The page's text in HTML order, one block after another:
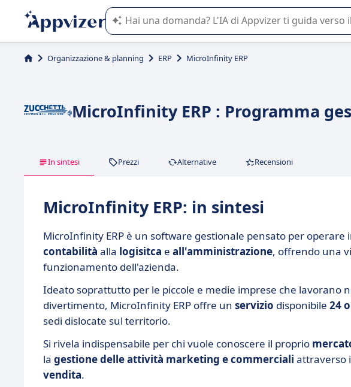
L'IA di Appvizer vi guida nell'utilizzo o nella scelta di un
Organizzazione & planning ERP MicroInfinity ERP
MicroInfinity ERP : Programma
In sintesi Prezzi Alternative Recensioni
MicroInfinity ERP: in sintesi
MicroInfinity ERP è un software gestionale pensato per operare
contabilità alla logisitca e all'amministrazione, offrendo una
funzionamento dell'azienda.
Ideato soprattutto per le piccole e medie imprese che lavorano
divertimento, MicroInfinity ERP offre un servizio disponibile 24
sedi dislocate sul territorio.
Si rivela indispensabile per chi vuole conoscere il proprio
la gestione delle attività marketing e commerciali attraverso
vendita.